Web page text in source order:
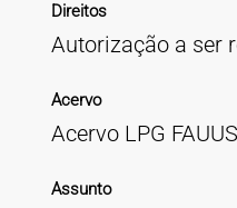
Direitos
Autorização a ser
Acervo
Acervo LPG
Assunto